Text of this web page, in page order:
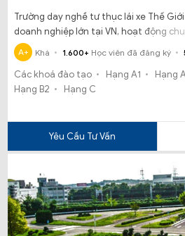
Trường day nghề tư thục lái xe Thế
doanh nghiệp lớn tại VN, hoạt động
và Sát Hạch thi GPLX hạng A, B, C.
A+ Khá 1.600+ Học viên đã đăng ký
Các khoá đào tạo Hạng A1 Hạng
Hạng B2
Hạng C
Yêu Cầu Tư Vấn